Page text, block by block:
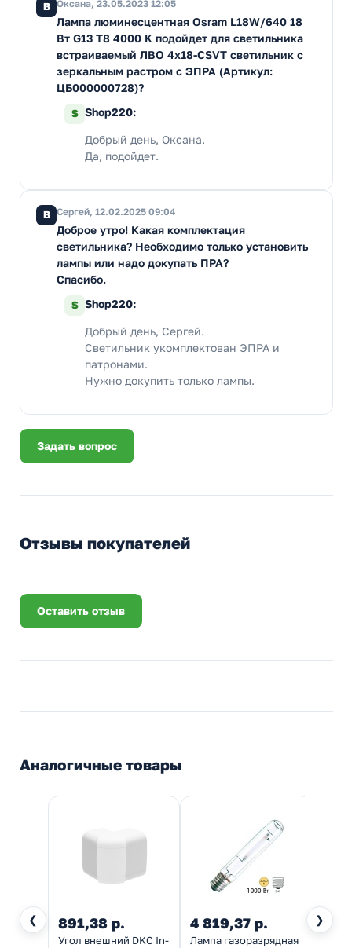
В Оксана, 23.05.2023 12:05
Лампа люминесцентная Osram L18W/640 18
Вт G13 T8 4000 K подойдет для светильника
встраиваемый ЛВО 4х18-CSVT светильник с
зеркальным растром с ЭПРА (Артикул:
ЦБ000000728)?
S Shop220:
Добрый день, Оксана.
Да, подойдет.
В Сергей, 12.02.2025 09:04
Доброе утро! Какая комплектация
светильника? Необходимо только установить
лампы или надо докупать ПРА?
Спасибо.
S Shop220:
Добрый день, Сергей.
Светильник укомплектован ЭПРА и
патронами.
Нужно докупить только лампы.
Задать вопрос
Отзывы покупателей
Оставить отзыв
Аналогичные товары
❮ ❯
891,38 р.
Угол внешний DKC In-
4 819,37 р.
Лампа газоразрядная